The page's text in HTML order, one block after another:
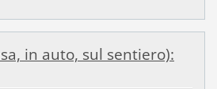
in auto, sul sentiero):